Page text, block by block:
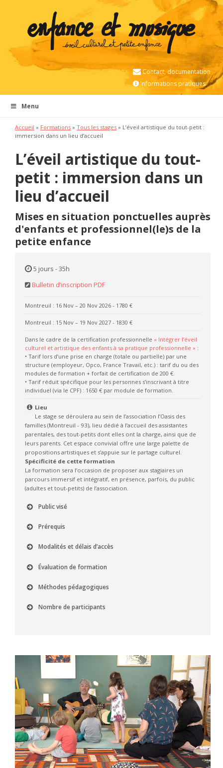
Contact, documentation
Informations pratiques
Menu
Accueil » Formations » Tous les stages » L’éveil artistique du tout-petit :
immersion dans un lieu d’accueil
L’éveil artistique du tout-
petit : immersion dans un
lieu d’accueil
Mises en situation ponctuelles auprès
d'enfants et professionnel(le)s de la
petite enfance
5 jours - 35h
Bulletin d’inscription PDF
Montreuil : 16 Nov – 20 Nov 2026 - 1780 €
Montreuil : 15 Nov – 19 Nov 2027 - 1830 €
Dans le cadre de la certification professionnelle « Intégrer l’éveil
culturel et artistique des enfants à sa pratique professionnelle » :
• Tarif lors d’une prise en charge (totale ou partielle) par une
structure (employeur, Opco, France Travail, etc.) : tarif du ou des
modules de formation + forfait de certification de 200 €.
• Tarif réduit spécifique pour les personnes s’inscrivant à titre
individuel (via le CPF) : 1650 € par module de formation.
Lieu
Le stage se déroulera au sein de l’association l’Oasis des
familles (Montreuil - 93), lieu dédié à l’accueil des assistantes
parentales, des tout-petits dont elles ont la charge, ainsi que de
leurs parents. Cet espace convivial offre une large palette de
propositions artistiques et s’appuie sur le partage culturel.
Spécificité de cette formation
La formation sera l’occasion de proposer aux stagiaires un
parcours immersif et intégratif, en présence, parfois, du public
(adultes et tout-petits) de l’association.
Public visé
Prérequis
Modalités et délais d’accès
Évaluation de formation
Méthodes pédagogiques
Nombre de participants